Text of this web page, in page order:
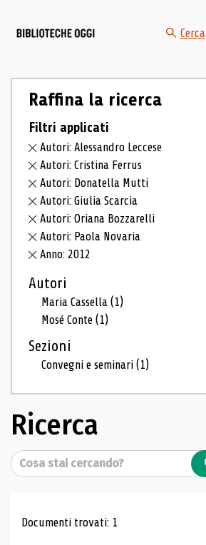
Cerca
Raffina la ricerca
Filtri applicati
Autori: Alessandro Leccese
Autori: Cristina Ferrus
Autori: Donatella Mutti
Autori: Giulia Scarcia
Autori: Oriana Bozzarelli
Autori: Paola Novaria
Anno: 2012
Autori
Maria Cassella(1)
Mosé Conte(1)
Sezioni
Convegni e seminari(1)
Ricerca
Cerca
Risultati di ricerca
Documenti trovati: 1